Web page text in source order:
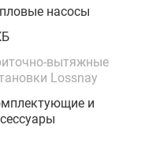
насосы
вытяжные
Lossnay
и